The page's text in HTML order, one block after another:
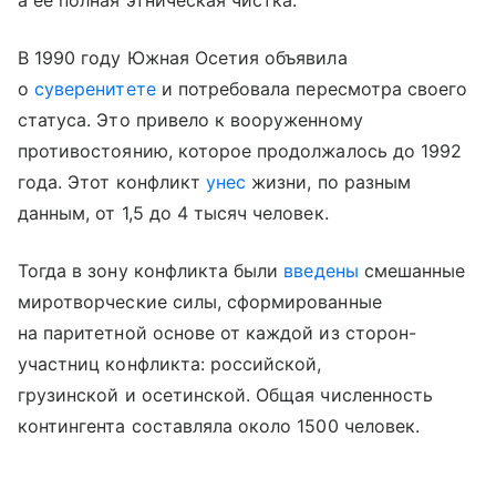
В 1990 году Южная Осетия объявила
осуверенитетеи потребовала пересмотра своего
статуса. Это привело к вооруженному
противостоянию, которое продолжалось до 1992
года. Этот конфликт унес жизни, по разным
данным, от 1,5 до 4 тысяч человек.
Тогда в зону конфликта были введены смешанные
миротворческие силы, сформированные
на паритетной основе от каждой из сторон-
участниц конфликта: российской,
грузинской и осетинской. Общая численность
контингента составляла около 1500 человек.